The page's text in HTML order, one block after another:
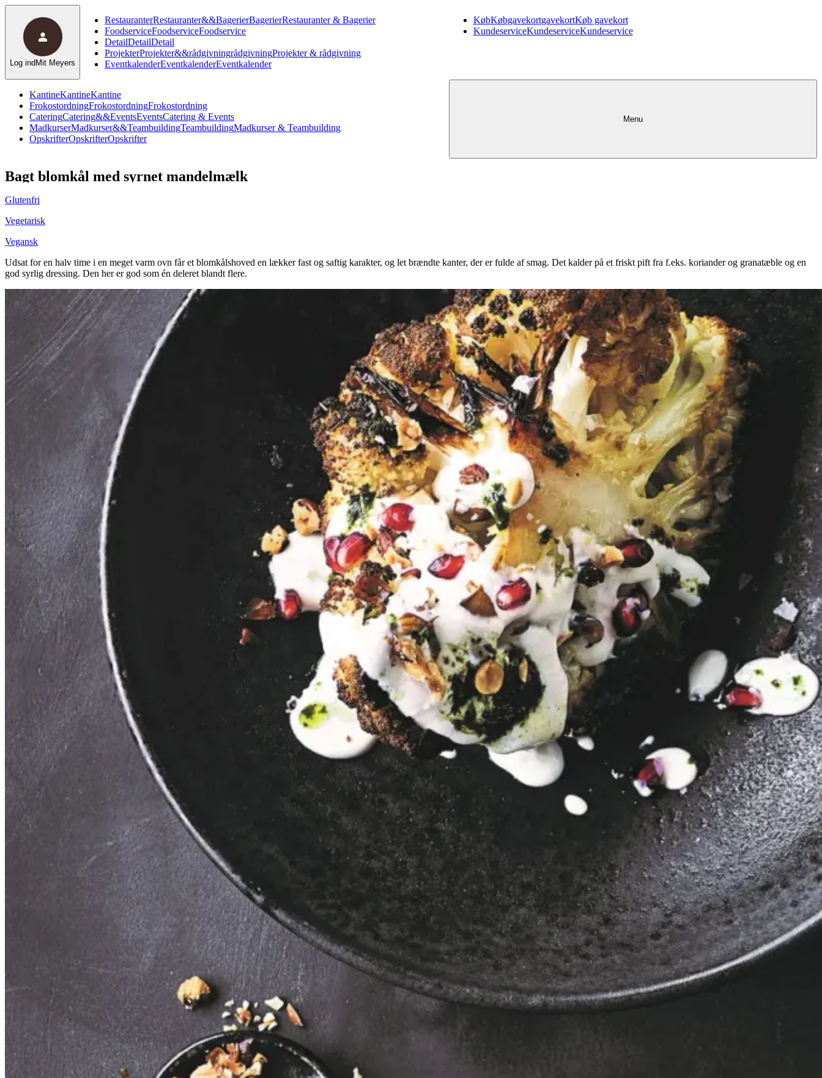
KantineKantineKantine
FrokostordningFrokostordningFrokostordning
CateringCatering&&EventsEventsCatering & Events
MadkurserMadkurser&&TeambuildingTeambuildingMadkurser & Teambuilding
OpskrifterOpskrifterOpskrifter
RestauranterRestauranter&&BagerierBagerierRestauranter & Bagerier
FoodserviceFoodserviceFoodservice
DetailDetailDetail
ProjekterProjekter&&rådgivningrådgivningProjekter & rådgivning
EventkalenderEventkalenderEventkalender
KøbKøbgavekortgavekortKøb gavekort
KundeserviceKundeserviceKundeservice
Log ind Mit Meyers
Menu
Bagt blomkål med syrnet mandelmælk
Glutenfri
Vegetarisk
Vegansk
Udsat for en halv time i en meget varm ovn får et blomkålshoved en lækker fast og saftig karakter, og let brændte kanter, der er fulde af smag. Det kalder på et friskt pift fra f.eks. koriander og granatæble og en
god syrlig dressing. Den her er god som én deleret blandt flere.